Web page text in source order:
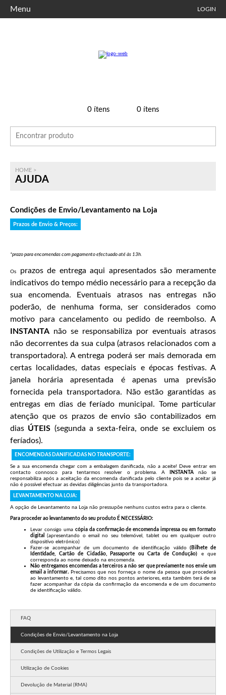
Menu LOGIN
0ítens 0ítens
HOME >
AJUDA
Condições de Envio/Levantamento na Loja
Prazos de Envio & Preços:
*prazo para encomendas com pagamento efectuado até às 13h.
Os
prazos de entrega aqui apresentados são meramente
indicativos do tempo médio necessário para a recepção da
sua encomenda. Eventuais atrasos nas entregas não
poderão, de nenhuma forma, ser considerados como
motivo para cancelamento ou pedido de reembolso. A
INSTANTA não se responsabiliza por eventuais atrasos
não decorrentes da sua culpa (atrasos relacionados com a
transportadora). A entrega poderá ser mais demorada em
certas localidades, datas especiais e épocas festivas. A
janela horária apresentada é apenas uma previsão
fornecida pela transportadora. Não estão garantidas as
entregas em dias de feríado municipal. Tome particular
atenção que os prazos de envio são contabilizados em
dias ÚTEIS (segunda a sexta-feira, onde se excluiem os
feríados).
ENCOMENDAS DANIFICADAS NO TRANSPORTE:
Se a sua encomenda chegar com a embalagem danificada, não a aceite! Deve entrar em
contacto connosco para tentarmos resolver o problema. A
INSTANTAnão se
responsabiliza após a aceitação da encomenda danificada pelo cliente pois se a aceitar já
não é possível efectuar as devidas diligências junto da transportadora.
LEVANTAMENTO NA LOJA:
A opção de Levantamento na Loja não pressupõe nenhuns custos extra para o cliente.
Para proceder ao levantamento do seu produto É NECESSÁRIO:
Levar consigo uma cópia da confirmação de encomenda impressa ou em formato
digital
(apresentando o email no seu telemóvel, tablet ou em qualquer outro
dispositivo eletrónico)
Fazer-se acompanhar de um documento de identificação válido(Bilhete de
Identidade, Cartão de Cidadão, Passaporte ou Carta de Condução) e que
corresponda ao nome deixado na encomenda.
Não entregamos encomendas a terceiros a não ser que previamente nos envie um
email a informar. Precisamos que nos forneça o nome da pessoa que procederá
ao levantamento e, tal como dito nos pontos anteriores, esta também terá de se
fazer acompanhar da cópia da confirmação da encomenda e de um documento
de identificação válido.
FAQ
Condições de Envio/Levantamento na Loja
Condições de Utilização e Termos Legais
Utilização de Cookies
Devolução de Material (RMA)